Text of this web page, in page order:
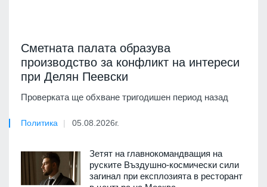
Сметната палата образува
производство за конфликт на интереси
при Делян Пеевски
Проверката ще обхване тригодишен период назад
Политика 05.08.2026г.
Зетят на главнокомандващия на
руските Въздушно-космически сили
загинал при експлозията в ресторант